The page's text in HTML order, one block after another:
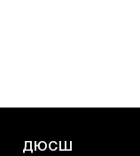
ДЮСШ